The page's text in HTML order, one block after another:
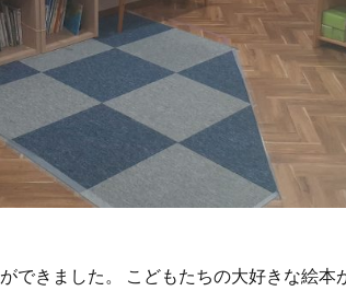
できました。 こどもたちの大好きな絵本